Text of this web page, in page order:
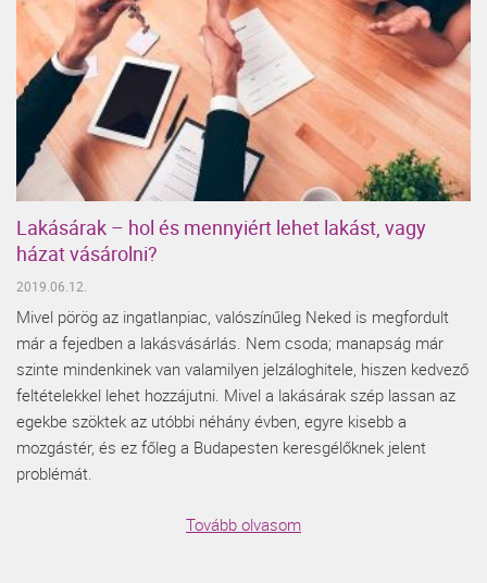
Lakásárak – hol és mennyiért lehet lakást, vagy
házat vásárolni?
2019.06.12.
Mivel pörög az ingatlanpiac, valószínűleg Neked is megfordult
már a fejedben a lakásvásárlás. Nem csoda; manapság már
szinte mindenkinek van valamilyen jelzáloghitele, hiszen kedvező
feltételekkel lehet hozzájutni. Mivel a lakásárak szép lassan az
egekbe szöktek az utóbbi néhány évben, egyre kisebb a
mozgástér, és ez főleg a Budapesten keresgélőknek jelent
problémát.
Tovább olvasom